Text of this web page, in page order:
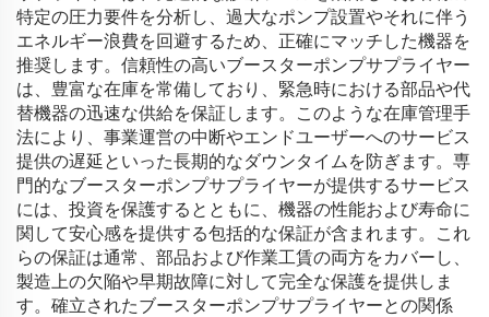
特定の圧力要件を分析し、過大なポンプ設置やそれに伴う
エネルギー浪費を回避するため、正確にマッチした機器を
推奨します。信頼性の高いブースターポンプサプライヤー
は、豊富な在庫を常備しており、緊急時における部品や代
替機器の迅速な供給を保証します。このような在庫管理手
法により、事業運営の中断やエンドユーザーへのサービス
提供の遅延といった長期的なダウンタイムを防ぎます。専
門的なブースターポンプサプライヤーが提供するサービス
には、投資を保護するとともに、機器の性能および寿命に
関して安心感を提供する包括的な保証が含まれます。これ
らの保証は通常、部品および作業工賃の両方をカバーし、
製造上の欠陥や早期故障に対して完全な保護を提供しま
す。確立されたブースターポンプサプライヤーとの関係